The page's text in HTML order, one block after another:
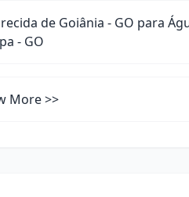
de Goiânia - GO para
- GO
More >>